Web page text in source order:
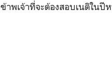
าพเจ้าที่จะต้องสอบเนติใน